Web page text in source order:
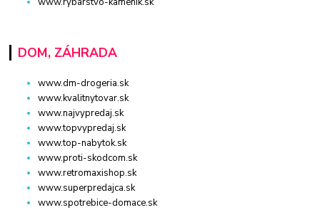
DOM, ZÁHRADA
www.dm-drogeria.sk
www.kvalitnytovar.sk
www.najvypredaj.sk
www.topvypredaj.sk
www.top-nabytok.sk
www.proti-skodcom.sk
www.retromaxishop.sk
www.superpredajca.sk
www.spotrebice-domace.sk